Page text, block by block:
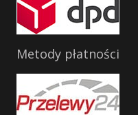
Metody płatności